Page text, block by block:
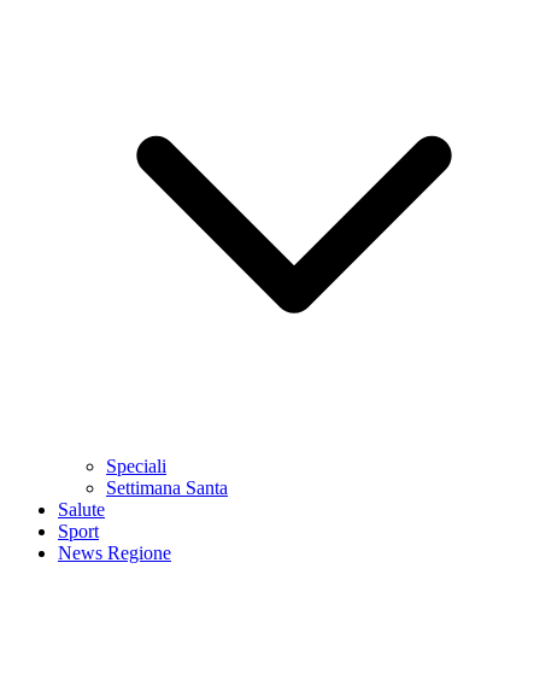
Speciali
Settimana Santa
Salute
Sport
News Regione